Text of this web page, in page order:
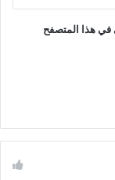
في هذا المتصفح